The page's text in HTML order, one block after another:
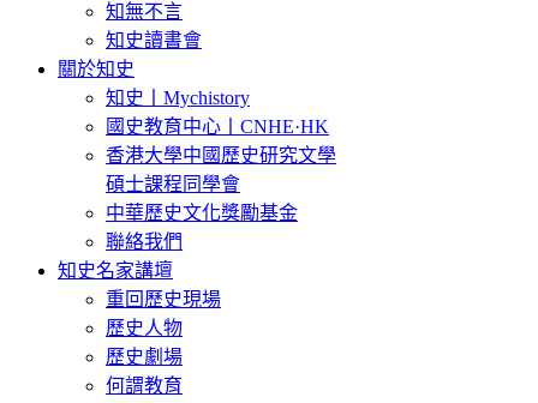
知無不言
知史讀書會
關於知史
知史丨Mychistory
國史教育中心丨CNHE·HK
香港大學中國歷史研究文學
碩士課程同學會
中華歷史文化獎勵基金
聯絡我們
知史名家講壇
重回歷史現場
歷史人物
歷史劇場
何謂教育